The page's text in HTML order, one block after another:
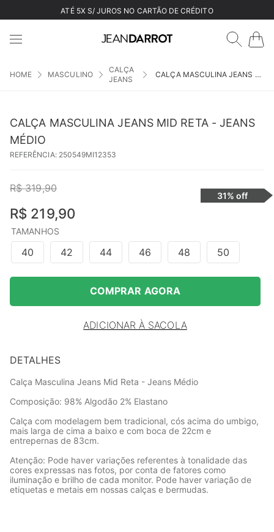
ATÉ 5X S/ JUROS NO CARTÃO DE CRÉDITO
MASCULINO
CALÇA
JEANS
CALÇA MASCULINA JEANS MID RETA - JEANS MÉDIO
CALÇA MASCULINA JEANS MID RETA - JEANS
MÉDIO
REFERÊNCIA: 250549MI12353
R$ 319,90
R$ 219,90
31% off
TAMANHOS
40 42 44 46 48 50
COMPRAR AGORA
ADICIONAR À SACOLA
DETALHES
Calça Masculina Jeans Mid Reta - Jeans Médio
Composição: 98% Algodão 2% Elastano
Calça com modelagem bem tradicional, cós acima do umbigo,
mais larga de cima a baixo e com boca de 22cm e
entrepernas de 83cm.
Atenção: Pode haver variações referentes à tonalidade das
cores expressas nas fotos, por conta de fatores como
iluminação e brilho de cada monitor. Pode haver variação de
etiquetas e metais em nossas calças e bermudas.